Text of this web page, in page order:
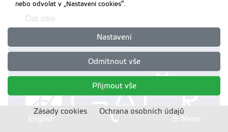
English ☰ Menu
nebo odvolat v „Nastavení cookies“.
Nastavení
Odmítnout vše
Přijmout vše
Zásady cookies Ochrana osobních údajů